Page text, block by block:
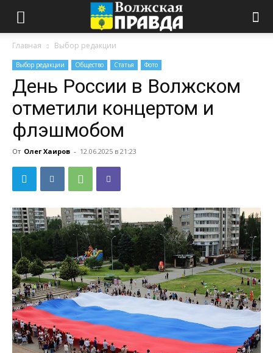
Главная Выбор редакции
Выбор редакции Общество Статья Фото
День России в Волжском
отметили концертом и
флэшмобом
От Олег Хаиров - 12.06.2025 в 21:23